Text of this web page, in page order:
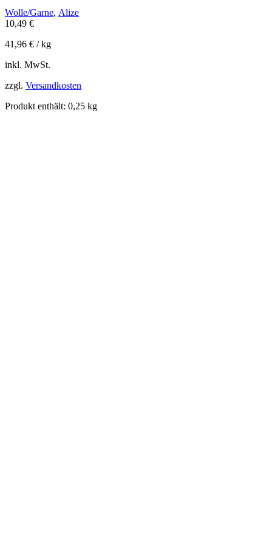
Wolle/Garne, Alize
10,49 €
41,96 € /kg
inkl. MwSt.
zzgl. Versandkosten
Produkt enthält: 0,25 kg